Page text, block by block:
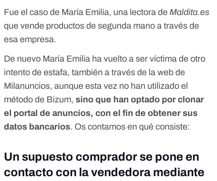
Fue el caso de María Emilia, una lectora de Maldita.es
que vende productos de segunda mano a través de
esa empresa.
De nuevo María Emilia ha vuelto a ser víctima de otro
intento de estafa, también a través de la web de
Milanuncios, aunque esta vez no han utilizado el
método de Bizum, sino que han optado por clonar
el portal de anuncios, con el fin de obtener sus
datos bancarios. Os contamos en qué consiste:
Un supuesto comprador se pone en
contacto con la vendedora mediante